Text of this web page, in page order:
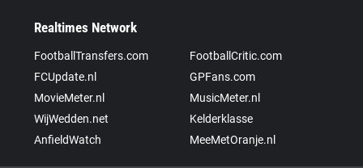
Realtimes Network
FootballTransfers.com
FootballCritic.com
FCUpdate.nl
GPFans.com
MovieMeter.nl
MusicMeter.nl
WijWedden.net
Kelderklasse
AnfieldWatch
MeeMetOranje.nl